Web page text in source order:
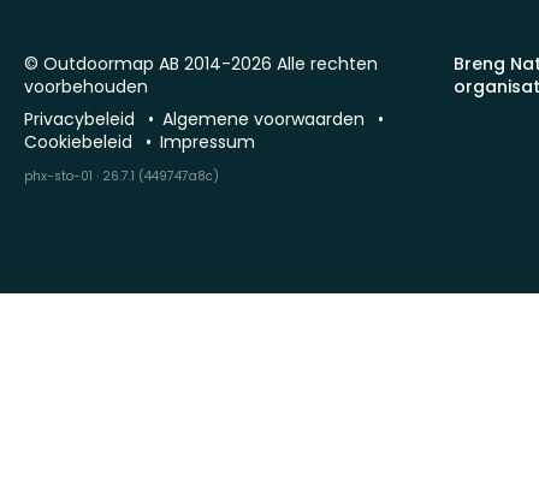
Breng
© Outdoormap AB 2014-2026 Alle rechten
voorbehouden
Privacybeleid
Algemene voorwaarden
Cookiebeleid
Impressum
phx-sto-01 · 26.7.1 (449747a8c)